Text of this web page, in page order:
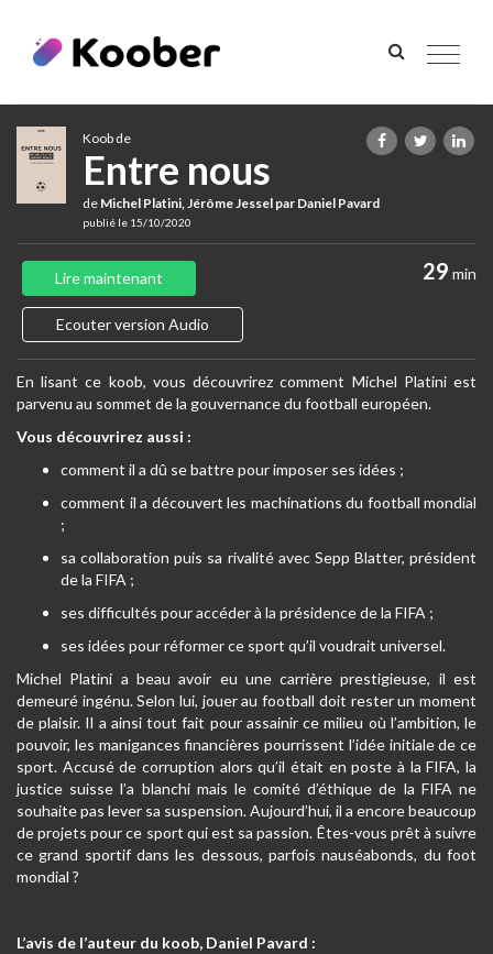
Toggle
Koob de
Entre nous
de Michel Platini, Jérôme Jessel par Daniel Pavard
publié le 15/10/2020
29 min
Lire maintenant
Ecouter version Audio
En lisant ce koob, vous découvrirez comment Michel Platini est
parvenu au sommet de la gouvernance du football européen.
Vous découvrirez aussi :
comment il a dû se battre pour imposer ses idées ;
comment il a découvert les machinations du football mondial
;
sa collaboration puis sa rivalité avec Sepp Blatter, président
de la FIFA ;
ses difficultés pour accéder à la présidence de la FIFA ;
ses idées pour réformer ce sport qu’il voudrait universel.
Michel Platini a beau avoir eu une carrière prestigieuse, il est
demeuré ingénu. Selon lui, jouer au football doit rester un moment
de plaisir. Il a ainsi tout fait pour assainir ce milieu où l’ambition, le
pouvoir, les manigances financières pourrissent l’idée initiale de ce
sport. Accusé de corruption alors qu’il était en poste à la FIFA, la
justice suisse l’a blanchi mais le comité d’éthique de la FIFA ne
souhaite pas lever sa suspension. Aujourd’hui, il a encore beaucoup
de projets pour ce sport qui est sa passion. Êtes-vous prêt à suivre
ce grand sportif dans les dessous, parfois nauséabonds, du foot
mondial ?
L’avis de l’auteur du koob, Daniel Pavard :